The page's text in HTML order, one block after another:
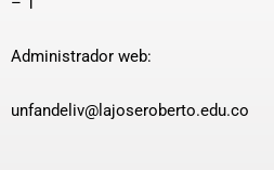
Administrador web:
unfandeliv@lajoseroberto.edu.co